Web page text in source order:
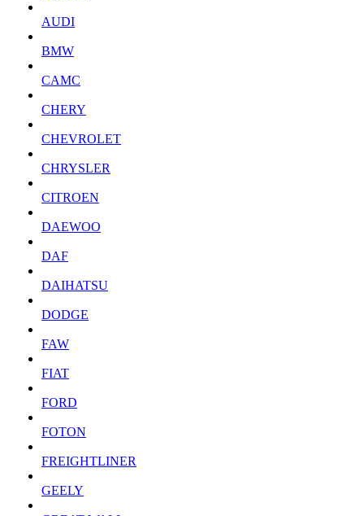
AUDI
BMW
CAMC
CHERY
CHEVROLET
CHRYSLER
CITROEN
DAEWOO
DAF
DAIHATSU
DODGE
FAW
FIAT
FORD
FOTON
FREIGHTLINER
GEELY